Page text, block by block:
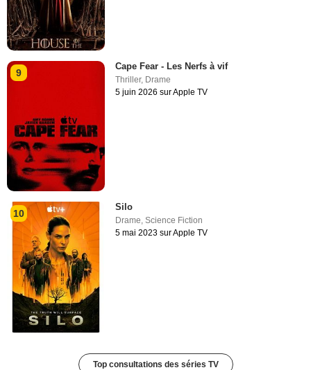
9
Cape Fear - Les Nerfs à vif
Thriller, Drame
5 juin 2026 sur Apple TV
10
Silo
Drame,Science Fiction
5 mai 2023 sur Apple TV
Top consultations des séries TV